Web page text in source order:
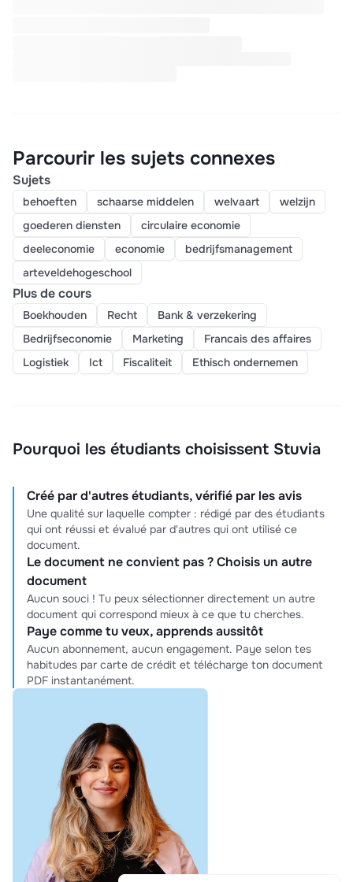
Parcourir les sujets connexes
Sujets
behoeften schaarse middelen welvaart
welzijn
goederen diensten
circulaire economie
deeleconomie
economie
bedrijfsmanagement
arteveldehogeschool
Plus de cours
Boekhouden Recht
Bank & verzekering
Bedrijfseconomie
Marketing
Francais des affaires
Logistiek
Ict Fiscaliteit Ethisch ondernemen
Pourquoi les étudiants choisissent Stuvia
Créé par d'autres étudiants, vérifié par les avis
Une qualité sur laquelle compter : rédigé par des étudiants
qui ont réussi et évalué par d'autres qui ont utilisé ce
document.
Le document ne convient pas ? Choisis un autre
document
Aucun souci ! Tu peux sélectionner directement un autre
document qui correspond mieux à ce que tu cherches.
Paye comme tu veux, apprends aussitôt
Aucun abonnement, aucun engagement. Paye selon tes
habitudes par carte de crédit et télécharge ton document
PDF instantanément.